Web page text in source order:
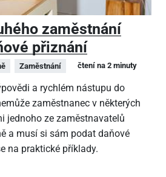
zaměstnání
přiznání
Zaměstnání čtení na 2 minuty
a rychlém nástupu do
zaměstnanec v některých
jednoho ze zaměstnavatelů
a musí si sám podat daňové
na praktické příklady.